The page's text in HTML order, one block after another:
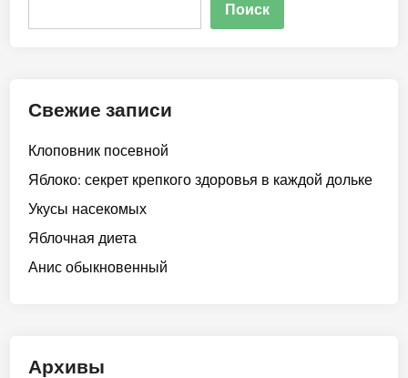
Поиск
Свежие записи
Клоповник посевной
Яблоко: секрет крепкого здоровья в каждой дольке
Укусы насекомых
Яблочная диета
Анис обыкновенный
Архивы